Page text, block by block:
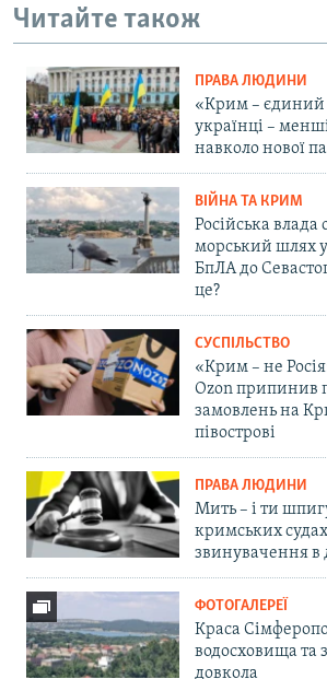
Читайте також
ПРАВА ЛЮДИНИ
«Крим – єдиний
українці –
навколо нової
ВІЙНА ТА КРИМ
Російська влада
морський шлях
БпЛА до
це?
СУСПІЛЬСТВО
«Крим – не
Ozon припинив
замовлень на
півострові
ПРАВА ЛЮДИНИ
Мить – і ти
кримських
звинувачення в
ФОТОГАЛЕРЕЇ
Краса
водосховища та
довкола